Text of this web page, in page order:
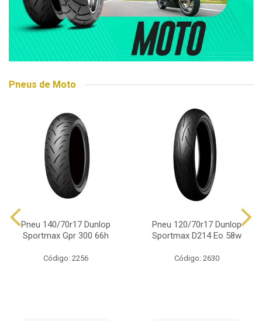
Pneus de Moto
Pneu 140/70r17 Dunlop
Sportmax Gpr 300 66h
Código: 2256
Pneu 120/70r17 Dunlop
Sportmax D214 Eo 58w
Código: 2630